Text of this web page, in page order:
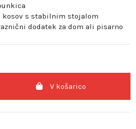
kosov s stabilnim stojalom
dodatek za dom ali pisarno
V košarico